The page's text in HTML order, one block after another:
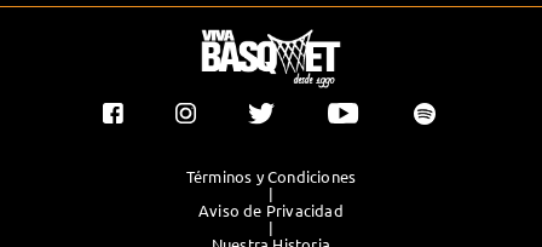
Términos y Condiciones
|
Aviso de Privacidad
|